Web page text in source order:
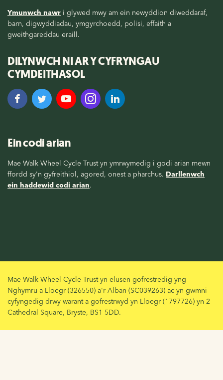
Ymunwch nawr i glywed mwy am ein newyddion diweddaraf,
barn, digwyddiadau, ymgyrchoedd, polisi, effaith a
gweithgareddau eraill.
DILYNWCH NI AR Y CYFRYNGAU
CYMDEITHASOL
Ein codi arian
Mae Walk Wheel Cycle Trust yn ymrwymedig i godi arian mewn
ffordd sy'n gyfreithiol, agored, onest a pharchus. Darllenwch
ein haddewid codi arian.
Mae Walk Wheel Cycle Trust yn elusen gofrestredig yng
Nghymru a Lloegr (326550) a'r Alban (SC039263) ac yn gwmni
cyfyngedig drwy warant a gofrestrwyd yn Lloegr (1797726) yn 2
Cathedral Square, Bryste, BS1 5DD.